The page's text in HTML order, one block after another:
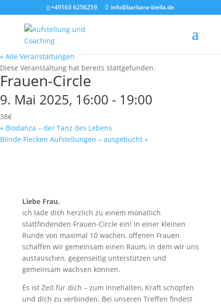
+49163 6256259 info@barbara-biella.de
« Alle Veranstaltungen
Diese Veranstaltung hat bereits stattgefunden.
Frauen-Circle
9. Mai 2025, 16:00 - 19:00
38€
« Biodanza – der Tanz des Lebens
Blinde Flecken Aufstellungen – ausgebucht »
Liebe Frau,
ich lade dich herzlich zu einem monatlich
stattfindenden Frauen-Circle ein! In einer kleinen
Runde von maximal 10 wachen, offenen Frauen
schaffen wir gemeinsam einen Raum, in dem wir uns
austauschen, gegenseitig unterstützen und
gemeinsam wachsen können.
Es ist Zeit für dich – zum Innehalten, Kraft schöpfen
und dich zu verbinden. Bei unseren Treffen findest